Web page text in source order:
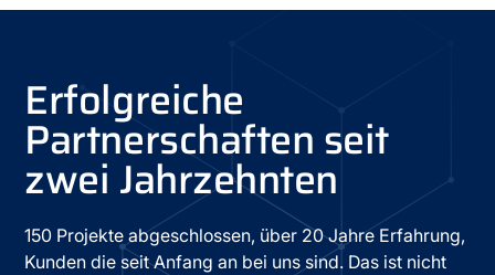
Erfolgreiche
Partnerschaften seit
zwei Jahrzehnten
150 Projekte abgeschlossen, über 20 Jahre Erfahrung,
Kunden die seit Anfang an bei uns sind. Das ist nicht